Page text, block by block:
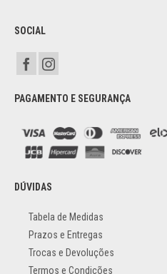
SOCIAL
PAGAMENTO E SEGURANÇA
DÚVIDAS
Tabela de Medidas
Prazos e Entregas
Trocas e Devoluções
Termos e Condições